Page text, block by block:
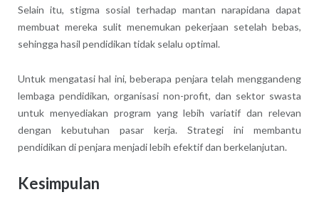
Selain itu, stigma sosial terhadap mantan narapidana dapat
membuat mereka sulit menemukan pekerjaan setelah bebas,
sehingga hasil pendidikan tidak selalu optimal.
Untuk mengatasi hal ini, beberapa penjara telah menggandeng
lembaga pendidikan, organisasi non-profit, dan sektor swasta
untuk menyediakan program yang lebih variatif dan relevan
dengan kebutuhan pasar kerja. Strategi ini membantu
pendidikan di penjara menjadi lebih efektif dan berkelanjutan.
Kesimpulan